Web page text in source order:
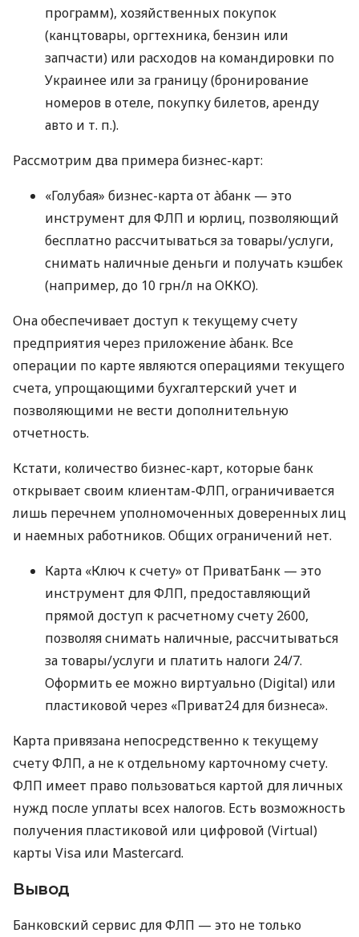
программ), хозяйственных покупок
(канцтовары, оргтехника, бензин или
запчасти) или расходов на командировки по
Украинее или за границу (бронирование
номеров в отеле, покупку билетов, аренду
авто и т. п.).
Рассмотрим два примера бизнес-карт:
«Голубая» бизнес-карта от àбанк — это
инструмент для ФЛП и юрлиц, позволяющий
бесплатно рассчитываться за товары/услуги,
снимать наличные деньги и получать кэшбек
(например, до 10 грн/л на ОККО).
Она обеспечивает доступ к текущему счету
предприятия через приложение àбанк. Все
операции по карте являются операциями текущего
счета, упрощающими бухгалтерский учет и
позволяющими не вести дополнительную
отчетность.
Кстати, количество бизнес-карт, которые банк
открывает своим клиентам-ФЛП, ограничивается
лишь перечнем уполномоченных доверенных лиц
и наемных работников. Общих ограничений нет.
Карта «Ключ к счету» от ПриватБанк — это
инструмент для ФЛП, предоставляющий
прямой доступ к расчетному счету 2600,
позволяя снимать наличные, рассчитываться
за товары/услуги и платить налоги 24/7.
Оформить ее можно виртуально (Digital) или
пластиковой через «Приват24 для бизнеса».
Карта привязана непосредственно к текущему
счету ФЛП, а не к отдельному карточному счету.
ФЛП имеет право пользоваться картой для личных
нужд после уплаты всех налогов. Есть возможность
получения пластиковой или цифровой (Virtual)
карты Visa или Mastercard.
Вывод
Банковский сервис для ФЛП — это не только